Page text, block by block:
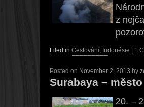
z
Filed in Cestování, Indonésie 1
Posted on November 2, 2013 by
Surabaya –
20. –